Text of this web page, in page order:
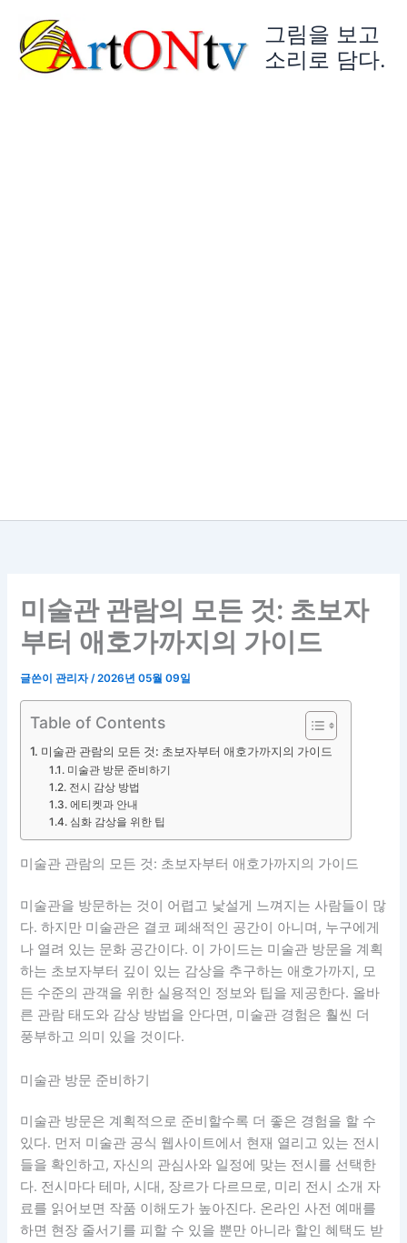
그림을 보고
소리로 담다.
미술관 관람의 모든 것: 초보자
부터 애호가까지의 가이드
글쓴이관리자/2026년 05월 09일
Table of Contents
미술관 관람의 모든 것: 초보자부터 애호가까지의 가이드
미술관 방문 준비하기
전시 감상 방법
에티켓과 안내
심화 감상을 위한 팁
미술관 관람의 모든 것: 초보자부터 애호가까지의 가이드
미술관을 방문하는 것이 어렵고 낯설게 느껴지는 사람들이 많
다. 하지만 미술관은 결코 폐쇄적인 공간이 아니며, 누구에게
나 열려 있는 문화 공간이다. 이 가이드는 미술관 방문을 계획
하는 초보자부터 깊이 있는 감상을 추구하는 애호가까지, 모
든 수준의 관객을 위한 실용적인 정보와 팁을 제공한다. 올바
른 관람 태도와 감상 방법을 안다면, 미술관 경험은 훨씬 더
풍부하고 의미 있을 것이다.
미술관 방문 준비하기
미술관 방문은 계획적으로 준비할수록 더 좋은 경험을 할 수
있다. 먼저 미술관 공식 웹사이트에서 현재 열리고 있는 전시
들을 확인하고, 자신의 관심사와 일정에 맞는 전시를 선택한
다. 전시마다 테마, 시대, 장르가 다르므로, 미리 전시 소개 자
료를 읽어보면 작품 이해도가 높아진다. 온라인 사전 예매를
하면 현장 줄서기를 피할 수 있을 뿐만 아니라 할인 혜택도 받